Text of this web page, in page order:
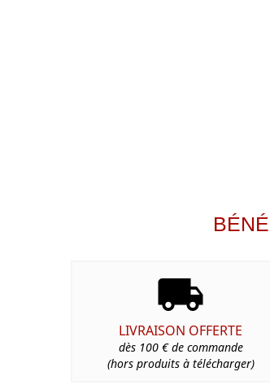
LIVRAISON OFFERTE
dès 100 € de commande
(hors produits à télécharger)